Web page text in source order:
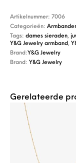
Artikelnummer:7006
Categorieën:
Tags:dames sieraden,
Y&G Jewelry armband,
Brand:Y&G Jewelry
Brand: Y&G Jewelry
Gerelateerde